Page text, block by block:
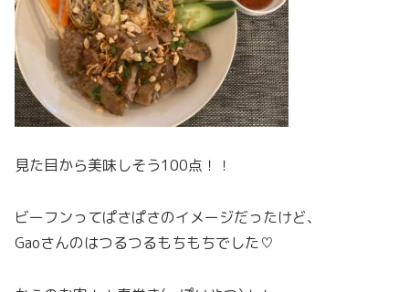
見た目から美味しそう100点！！
ビーフンってぱさぱさのイメージだったけど、
Gaoさんのはつるつるもちもちでした♡